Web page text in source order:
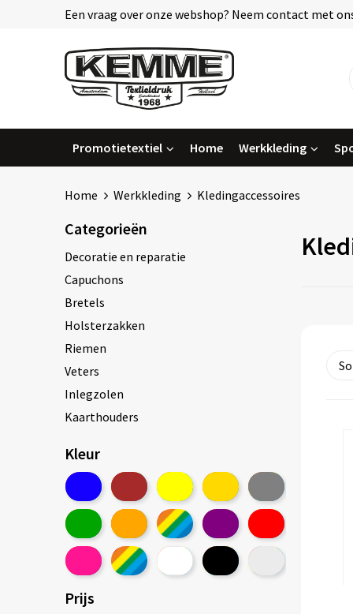
Een vraag over onze webshop? Neem contact met
Promotietextiel Home Werkkleding
Home Werkkleding Kledingaccessoires
Categorieën
Decoratie en reparatie
Capuchons
Bretels
Holsterzakken
Riemen
Veters
Inlegzolen
Kaarthouders
Kleur
Prijs